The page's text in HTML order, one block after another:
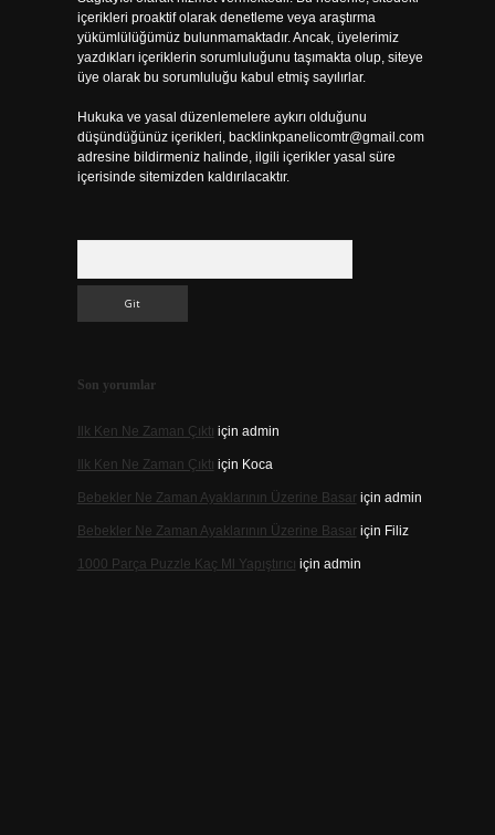
içerikleri proaktif olarak denetleme veya araştırma
yükümlülüğümüz bulunmamaktadır. Ancak, üyelerimiz
yazdıkları içeriklerin sorumluluğunu taşımakta olup, siteye
üye olarak bu sorumluluğu kabul etmiş sayılırlar.
Hukuka ve yasal düzenlemelere aykırı olduğunu
düşündüğünüz içerikleri, backlinkpanelicomtr@gmail.com
adresine bildirmeniz halinde, ilgili içerikler yasal süre
içerisinde sitemizden kaldırılacaktır.
Son yorumlar
Ilk Ken Ne Zaman Çıktı için admin
Ilk Ken Ne Zaman Çıktı için Koca
Bebekler Ne Zaman Ayaklarının Üzerine Basariçin admin
Bebekler Ne Zaman Ayaklarının Üzerine Basariçin Filiz
1000 Parça Puzzle Kaç Ml Yapıştırıcı için admin